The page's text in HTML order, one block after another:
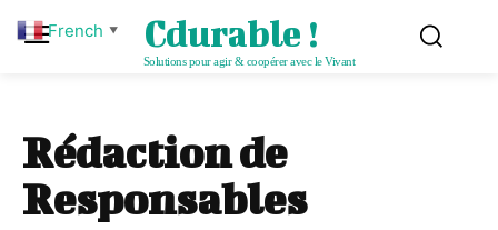
Cdurable !
Solutions pour agir & coopérer avec le Vivant
Rédaction de
Responsables
French ▼